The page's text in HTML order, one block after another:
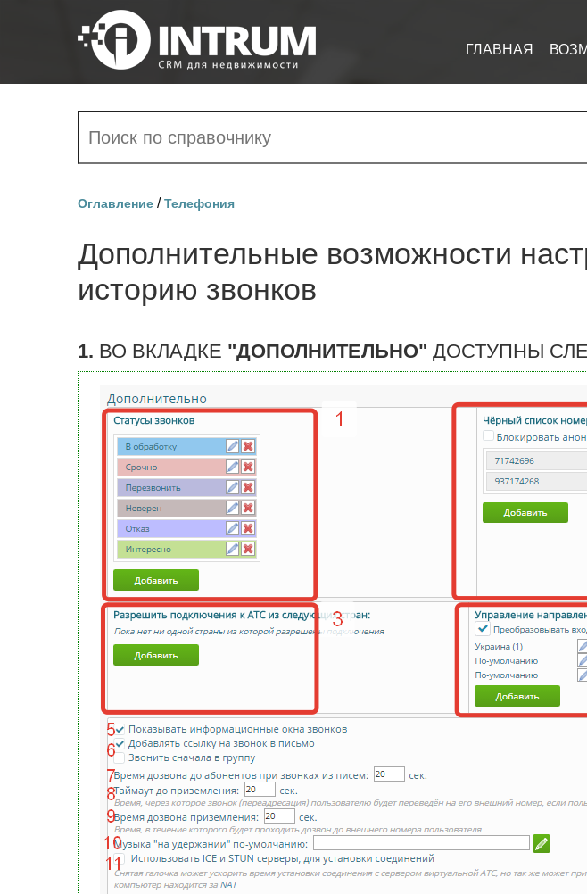
ГЛАВНАЯ
Оглавление /Телефония
Дополнительные возможности
историю звонков
1. ВО ВКЛАДКЕ "ДОПОЛНИТЕЛЬНО" ДОСТУПНЫ